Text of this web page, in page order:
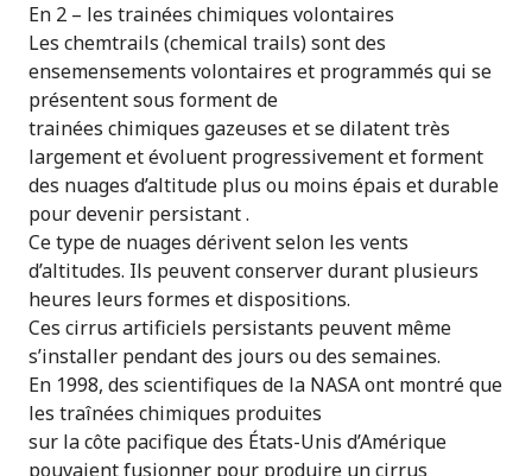
En 2 – les trainées chimiques volontaires
Les chemtrails (chemical trails) sont des
ensemensements volontaires et programmés qui se
présentent sous forment de
trainées chimiques gazeuses et se dilatent très
largement et évoluent progressivement et forment
des nuages d’altitude plus ou moins épais et durable
pour devenir persistant .
Ce type de nuages dérivent selon les vents
d’altitudes. Ils peuvent conserver durant plusieurs
heures leurs formes et dispositions.
Ces cirrus artificiels persistants peuvent même
s’installer pendant des jours ou des semaines.
En 1998, des scientifiques de la NASA ont montré que
les traînées chimiques produites
sur la côte pacifique des États-Unis d’Amérique
pouvaient fusionner pour produire un cirrus